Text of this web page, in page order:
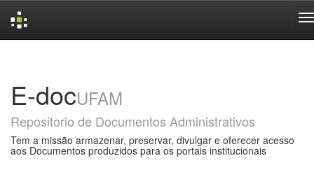
E-docUFAM
Repositorio de Documentos Administrativos
Tem a missão armazenar, preservar, divulgar e oferecer acesso
aos Documentos produzidos para os portais institucionais